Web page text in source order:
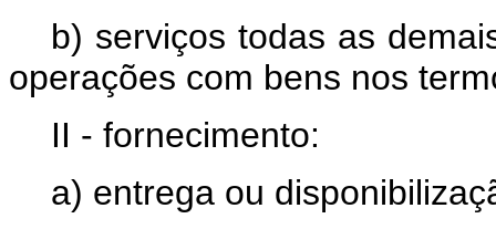
b) serviços todas as
operações com bens nos
II - fornecimento:
a) entrega ou